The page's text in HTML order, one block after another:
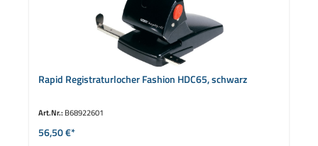
Rapid Registraturlocher Fashion HDC65, schwarz
Art.Nr.: B68922601
56,50 €*